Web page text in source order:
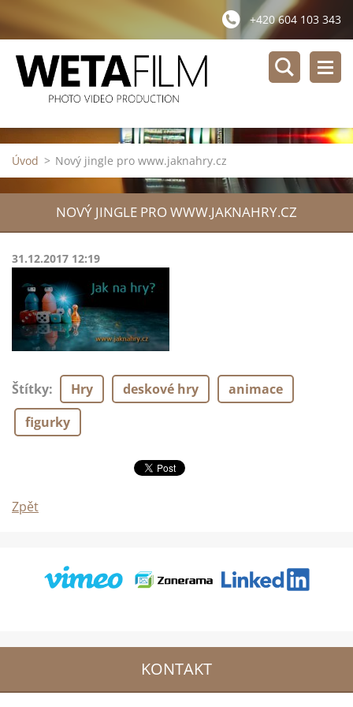
+420 604 103 343
Úvod > Nový jingle pro www.jaknahry.cz
NOVÝ JINGLE PRO WWW.JAKNAHRY.CZ
31.12.2017 12:19
Štítky: Hry deskové hry
animace
figurky
Zpět
KONTAKT